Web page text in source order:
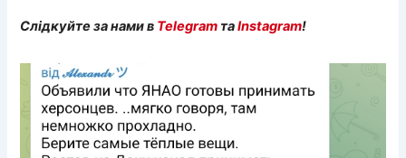
Слідкуйте за нами в Telegram таInstagram!